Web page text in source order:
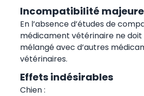
Incompatibilité majeure
En l’absence d’études de
médicament vétérinaire ne
mélangé avec d’autres
vétérinaires.
Effets indésirables
Chien :